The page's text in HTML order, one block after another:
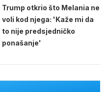
Trump otkrio što Melania ne
voli kod njega: 'Kaže mi da
to nije predsjedničko
ponašanje'